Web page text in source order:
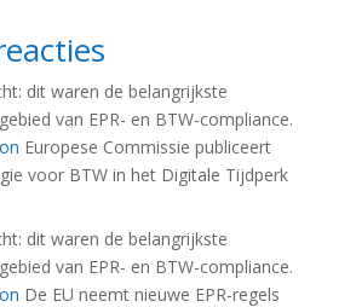
dit waren de belangrijkste
van EPR- en BTW-compliance.
on Europese Commissie publiceert
voor BTW in het Digitale Tijdperk
dit waren de belangrijkste
van EPR- en BTW-compliance.
on De EU neemt nieuwe EPR-regels